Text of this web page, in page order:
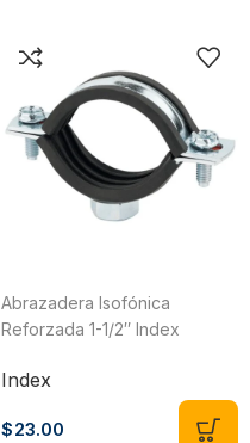
Abrazadera Isofónica
Reforzada 1-1/2″ Index
Index
$23.00